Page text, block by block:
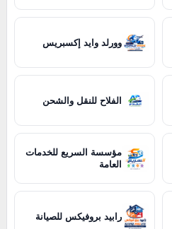
وورلد وايد إكسبريس
الفلاح للنقل والشحن
مؤسسة السريع للخدمات
العامة
رابيد بروفيكس للصيانة